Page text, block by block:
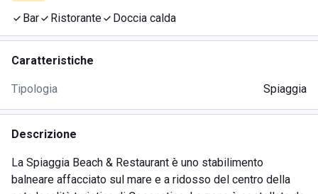
Bar Ristorante Doccia calda
Caratteristiche
Tipologia Spiaggia
Descrizione
La Spiaggia Beach & Restaurant è uno stabilimento
balneare affacciato sul mare e a ridosso del centro della